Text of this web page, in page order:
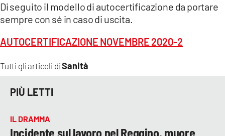
App
ANDROID
APPLE
Tutti gli articoli diSanità
Di seguito il modello di autocertificazione da portare
sempre con sé in caso di uscita.
AUTOCERTIFICAZIONE NOVEMBRE 2020-2
PIÙ LETTI
IL DRAMMA
Incidente sul lavoro nel Reggino, muore